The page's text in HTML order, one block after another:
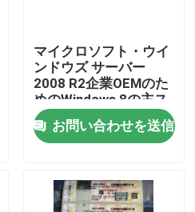
マイクロソフト・ウイ
ンドウズ サーバー
2008 R2企業OEMのた
めのWindows 8の主ス
テッカー
お問い合わせを送信